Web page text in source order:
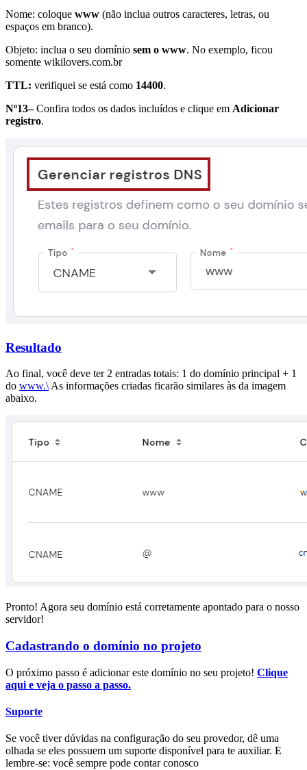
Nome: coloque www (não inclua outros caracteres, letras, ou
espaços em branco).
Objeto: inclua o seu domínio sem o www. No exemplo, ficou
somente wikilovers.com.br
TTL: verifiquei se está como 14400.
Nº13–Confira todos os dados incluídos e clique em Adicionar
registro.
Resultado
Ao final, você deve ter 2 entradas totais: 1 do domínio principal + 1
do www.\ As informações criadas ficarão similares às da imagem
abaixo.
Pronto! Agora seu domínio está corretamente apontado para o nosso
servidor!
Cadastrando o domínio no projeto
O próximo passo é adicionar este domínio no seu projeto! Clique
aqui e veja o passo a passo.
Suporte
Se você tiver dúvidas na configuração do seu provedor, dê uma
olhada se eles possuem um suporte disponível para te auxiliar. E
lembre-se: você sempre pode contar conosco